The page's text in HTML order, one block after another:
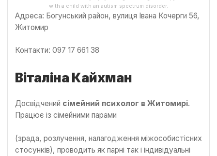
with a child with an autism spectrum disorder.
Адреса: Богунський район, вулиця Івана Кочерги 56,
Житомир
Контакти: 097 17 661 38
Віталіна Кайхман
Досвідчений сімейний психолог в Житомирі.
Працює із сімейними парами
(зрада, розлучення, налагодження міжособистісних
стосунків), проводить як парні так і індивідуальні